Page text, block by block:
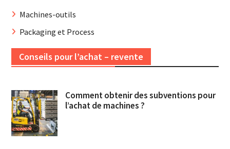
Machines-outils
Packaging et Process
Conseils pour l’achat – revente
Comment obtenir des subventions pour
l’achat de machines ?